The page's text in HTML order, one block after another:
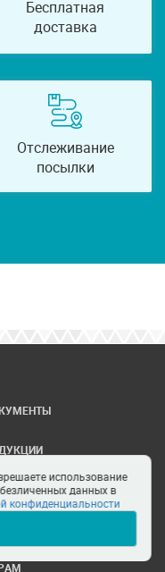
Бесплатная
доставка
Отслеживание
посылки
использование
данных в
конфиденциальности